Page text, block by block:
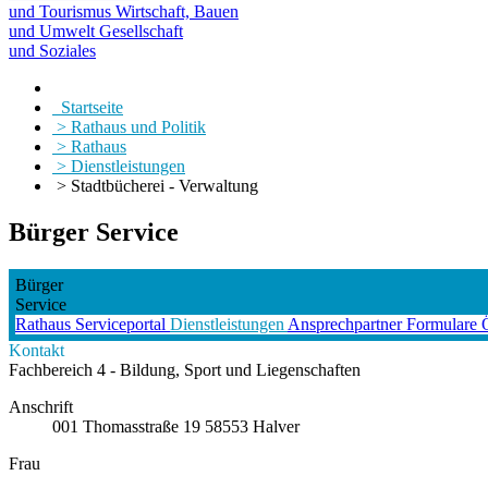
und Tourismus Wirtschaft, Bauen
und Umwelt Gesellschaft
und Soziales
Startseite
> Rathaus und Politik
> Rathaus
> Dienstleistungen
> Stadtbücherei - Verwaltung
Bürger Service
Bürger
Service
Rathaus Serviceportal Dienstleistungen AnsprechpartnerFormulare
Kontakt
Fachbereich 4 - Bildung, Sport und Liegenschaften
Anschrift
001 Thomasstraße 19 58553 Halver
Frau